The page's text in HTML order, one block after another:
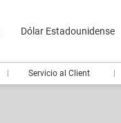
Dólar Estadounidense
Servicio al Client